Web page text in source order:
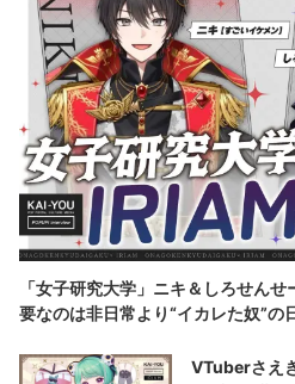
「女子研究大学」ニキ＆しろせん
要なのは非日常より“イカレた奴”の
VTuberさえ